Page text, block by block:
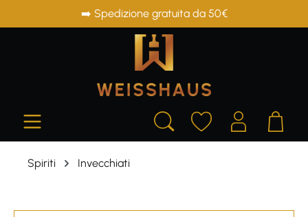
➡️ Spedizione gratuita da 50€
Spiriti Invecchiati